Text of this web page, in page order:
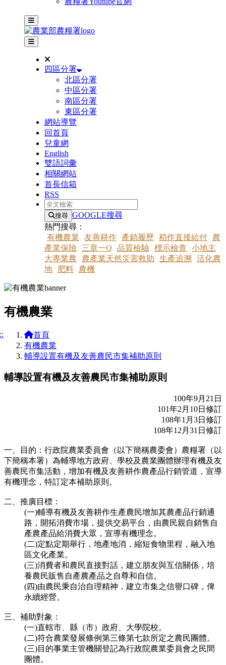
主選單
其他網站選單
四區分署
北區分署
中區分署
南區分署
東區分署
網站導覽
回首頁
兒童網
English
雙語詞彙
相關網站
首長信箱
RSS
全文檢索
搜尋 GOOGLE搜尋
熱門搜尋：
有機農業
友善耕作 產銷履歷 稻作直接給付
農
產業保險
三章一Q 品質檢驗 標示檢查
小地主
大專業農
農產業天然災害救助 生產追溯
活化農
地
肥料 農機
有機農業
首頁
有機農業
輔導設置有機及友善農民市集補助原則
輔導設置有機及友善農民市集補助原則
100年9月21日
101年2月10日修訂
108年1月3日修訂
108年12月31日修訂
一、目的：行政院農業委員會（以下簡稱農委會）農糧署（以
下簡稱本署）為輔導地方政府、學校及農業團體辦理有機及友
善農民市集活動，增加有機及友善耕作農產品行銷管道，宣導
有機理念，特訂定本補助原則。
二、推廣目標：
(一)輔導有機及友善耕作生產農民增加其農產品行銷通
路，開拓消費市場，提供交易平台，由農民親自銷售自
產農產品給消費大眾，宣導有機理念。
(二)定點定期舉行，地產地消，縮短食物里程，融入地
區文化產業。
(三)消費者和農民直接對話，建立朋友與互信關係，培
養農民販售自產農產品之自尊和自信。
(四)由農民秉自治自理精神，建立市集之信譽口碑，俾
永續經營。
三、補助對象：
(一)直轄市、縣（市）政府、大學院校。
(二)符合農業發展條例第三條第七款所定之農民團體。
(三)目的事業主管機關登記為行政院農業委員會之民間
團體。